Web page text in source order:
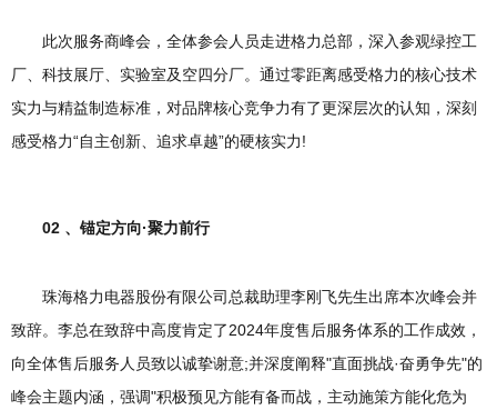
此次服务商峰会，全体参会人员走进格力总部，深入参观绿控工
厂、科技展厅、实验室及空四分厂。通过零距离感受格力的核心技术
实力与精益制造标准，对品牌核心竞争力有了更深层次的认知，深刻
感受格力“自主创新、追求卓越”的硬核实力!
02 、锚定方向·聚力前行
珠海格力电器股份有限公司总裁助理李刚飞先生出席本次峰会并
致辞。李总在致辞中高度肯定了2024年度售后服务体系的工作成效，
向全体售后服务人员致以诚挚谢意;并深度阐释"直面挑战·奋勇争先"的
峰会主题内涵，强调"积极预见方能有备而战，主动施策方能化危为